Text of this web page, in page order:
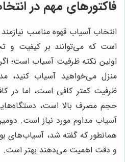
فاکتورهای مهم در
انتخاب آسیاب قهوه مناسب
است که می‌توانند بر کیفیت و
اولین نکته ظرفیت آسیاب است؛
منزل می‌خواهید آسیاب
ظرفیت کمتر کافی است، اما در
حجم مصرف بالا است،
آسیاب مداوم مورد نیاز است.
همانطور که گفته شد، آسیاب‌های
و دقت اهمیت می‌دهند بهتر است.